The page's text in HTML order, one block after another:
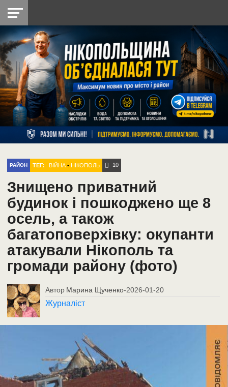
НІКОПОЛЬ
РАЙОН
СІЧЕСЛАВСЬКА
УКРАЇНА
РЕТРО
НІКОПОЛЬ
ЛАЙТ
УКРАЇНА
ДОПОМОГА
РАДІО
РАЙОН ТЕГ: ВІЙНА •НІКОПОЛЬ 10
Знищено приватний
будинок і пошкоджено ще 8
осель, а також
багатоповерхівку: окупанти
атакували Нікополь та
громади району (фото)
Автор Марина Щученко-2026-01-20
Журналіст